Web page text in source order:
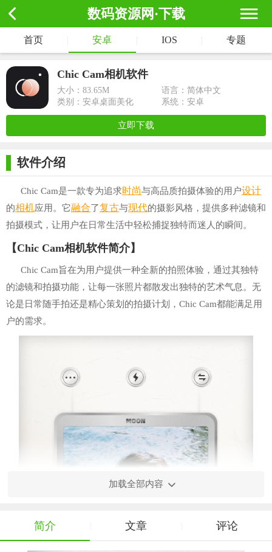
数码资源网·下载
首页 安卓 IOS 专题
Chic Cam相机软件
大小： 83.65M
语言：简体中文
类别：安卓桌面美化
系统：安卓
立即下载
软件介绍
Chic Cam是一款专为追求时尚与高品质拍摄体验的用户设计
的相机应用。它融合了复古与现代的摄影风格，提供多种滤镜和
拍摄模式，让用户在日常生活中轻松捕捉独特而迷人的瞬间。
【Chic Cam相机软件简介】
Chic Cam旨在为用户提供一种全新的拍照体验，通过其独特
的滤镜和拍摄功能，让每一张照片都散发出独特的艺术气息。无
论是日常随手拍还是精心策划的拍摄计划，Chic Cam都能满足用
户的需求。
加载全部内容
简介 文章 评论